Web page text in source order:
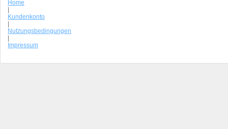
Home
Kundenkonto
Nutzungsbedingungen
Impressum